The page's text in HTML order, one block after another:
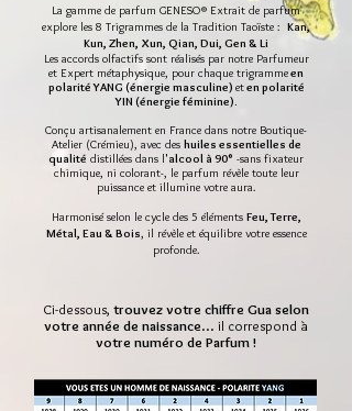
La gamme de parfum GENESO® Extrait de parfum
explore les 8 Trigrammes de la Tradition Taoïste : Kan,
Kun, Zhen, Xun, Qian, Dui, Gen & Li
Les accords olfactifs sont réalisés par notre Parfumeur
et Expert métaphysique, pour chaque trigrammeen
polarité YANG (énergie masculine) eten polarité
YIN (énergie féminine).
Conçu artisanalement en France dans notre Boutique-
Atelier (Crémieu), avec des huiles essentielles de
qualité distillées dans l'alcool à 90° -sans fixateur
chimique, ni colorant-, le parfum révèle toute leur
puissance et illumine votre aura.
Harmonisé selon le cycle des 5 éléments Feu, Terre,
Métal, Eau & Bois, il révèle et équilibre votre essence
profonde.
Ci-dessous, trouvez votre chiffre Gua selon
votre année de naissance... il correspond à
votre numéro de Parfum !